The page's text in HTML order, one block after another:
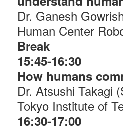
Dr. Ganesh
Human Center
Break
15:45-16:30
How humans
Dr. Atsushi Takagi
Tokyo Institute of
16:30-17:00